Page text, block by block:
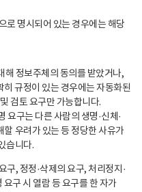
로 명시되어 있는 경우에는 해당
해 정보주체의 동의를 받았거나,
규정이 있는 경우에는 자동화된
검토 요구만 가능합니다.
요구는 다른 사람의 생명·신체·
우려가 있는 등 정당한 사유가
습니다.
구, 정정·삭제의 요구, 처리정지·
구 시 열람 등 요구를 한 자가